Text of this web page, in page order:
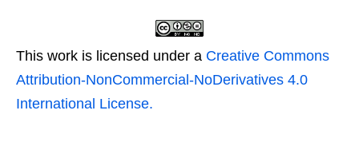
This work is licensed under a Creative Commons
Attribution-NonCommercial-NoDerivatives 4.0
International License.